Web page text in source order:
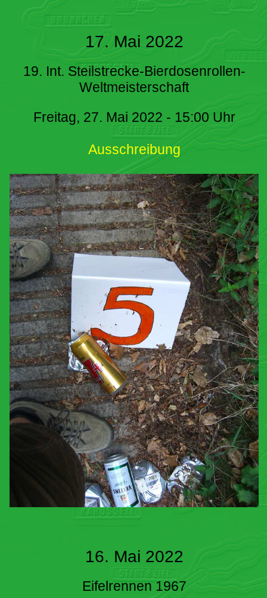
17. Mai 2022
19. Int. Steilstrecke-Bierdosenrollen-
Weltmeisterschaft
Freitag, 27. Mai 2022 - 15:00 Uhr
Ausschreibung
16. Mai 2022
Eifelrennen 1967